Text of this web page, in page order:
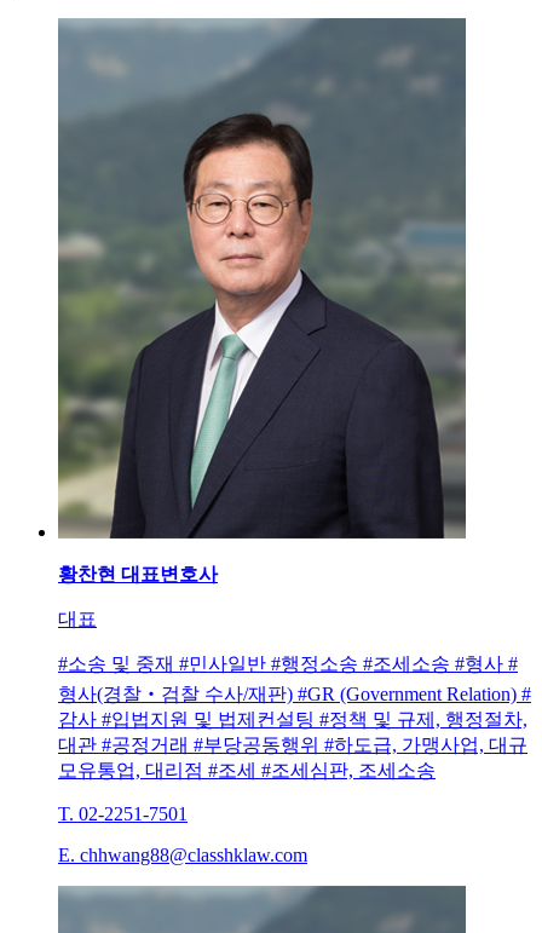
황찬현 대표변호사
대표
#소송 및 중재 #민사일반 #행정소송 #조세소송 #형사 #
형사(경찰‧검찰 수사/재판) #GR (Government Relation) #
감사 #입법지원 및 법제컨설팅 #정책 및 규제, 행정절차,
대관 #공정거래 #부당공동행위 #하도급, 가맹사업, 대규
모유통업, 대리점 #조세 #조세심판, 조세소송
T. 02-2251-7501
E. chhwang88@classhklaw.com